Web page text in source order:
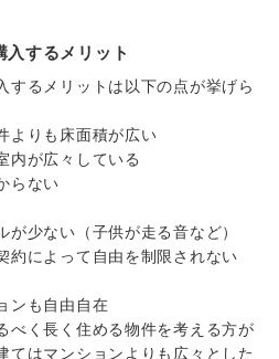
入するメリット
するメリットは以下の点が挙げら
よりも床面積が広い
内が広々している
らない
が少ない（子供が走る音など）
約によって自由を制限されない
ンも自由自在
べく長く住める物件を考える方が
てはマンションよりも広々とした